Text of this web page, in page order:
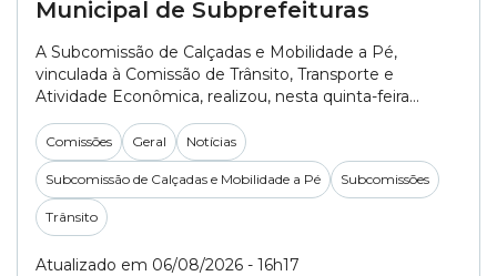
Municipal de Subprefeituras
A Subcomissão de Calçadas e Mobilidade a Pé,
vinculada à Comissão de Trânsito, Transporte e
Atividade Econômica, realizou, nesta quinta-feira
(06/08), a primeira reunião do segundo semestre de
2026. No encontro, os vereadores ouviram
representantes da SMSUB (Secretaria Municipal das
Subprefeituras). A pasta foi representada pelo
engenheiro Alexandre Martini e pelo arquiteto Rodolfo
Comissões Geral Notícias
Subcomissão de Calçadas e Mobilidade a Pé Subcomissões
Trânsito
Atualizado em 06/08/2026 - 16h17